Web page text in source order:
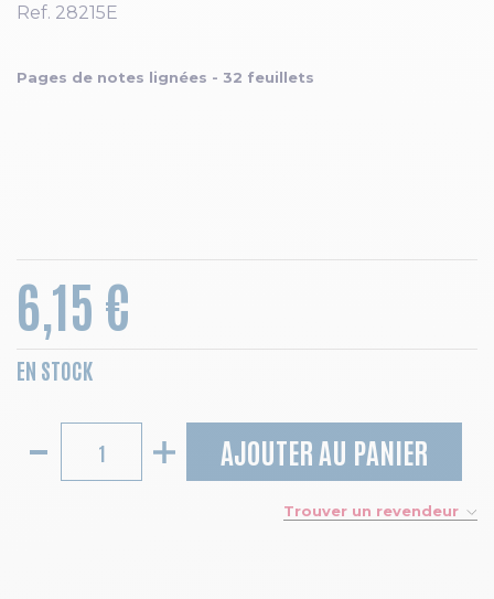
Ref. 28215E
Pages de notes lignées - 32 feuillets
6,15 €
EN STOCK
AJOUTER AU PANIER
Trouver un revendeur